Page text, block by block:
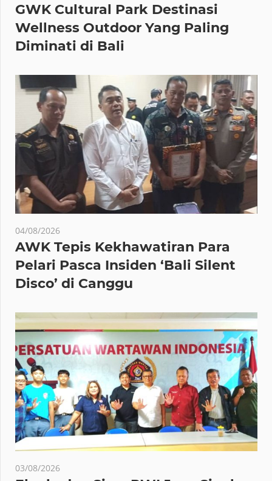
GWK Cultural Park Destinasi
Wellness Outdoor Yang Paling
Diminati di Bali
04/08/2026
AWK Tepis Kekhawatiran Para
Pelari Pasca Insiden ‘Bali Silent
Disco’ di Canggu
03/08/2026